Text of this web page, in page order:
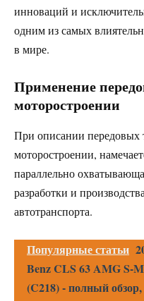
инноваций и
одним из самых
в мире.
Применение
моторостроении
При описании передовых
моторостроении,
параллельно
разработки и
автотранспорта.
Популярные статьи
Benz CLS 63 AMG S-
(C218) - полный обзор,